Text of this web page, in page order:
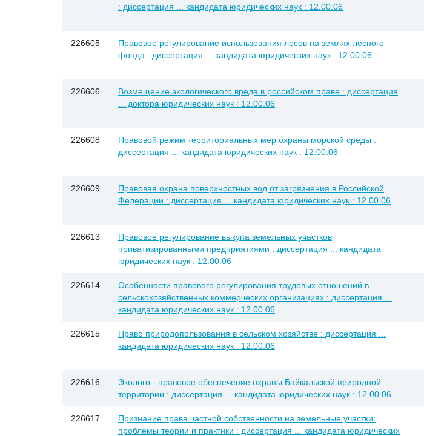
: диссертация ... кандидата юридических наук : 12.00.06
226605
Правовое регулирование использования лесов на землях лесного
фонда : диссертация ... кандидата юридических наук : 12.00.06
226606
Возмещение экологического вреда в российском праве : диссертация
... доктора юридических наук : 12.00.06
226608
Правовой режим территориальных мер охраны морской среды :
диссертация ... кандидата юридических наук : 12.00.06
226609
Правовая охрана поверхностных вод от загрязнения в Российской
Федерации : диссертация ... кандидата юридических наук : 12.00.06
226613
Правовое регулирование выкупа земельных участков
приватизированными предприятиями : диссертация ... кандидата
юридических наук : 12.00.06
226614
Особенности правового регулирования трудовых отношений в
сельскохозяйственных коммерческих организациях : диссертация ...
кандидата юридических наук : 12.00.06
226615
Право природопользования в сельском хозяйстве : диссертация ...
кандидата юридических наук : 12.00.06
226616
Эколого - правовое обеспечение охраны Байкальской природной
территории : диссертация ... кандидата юридических наук : 12.00.06
226617
Признание права частной собственности на земельные участки:
проблемы теории и практики : диссертация ... кандидата юридических